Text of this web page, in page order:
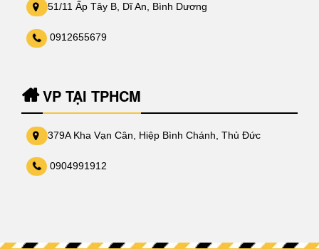
51/11 Ấp Tây B, Dĩ An, Bình Dương
0912655679
VP TẠI TPHCM
379A Kha Vạn Cân, Hiệp Bình Chánh, Thủ Đức
0904991912